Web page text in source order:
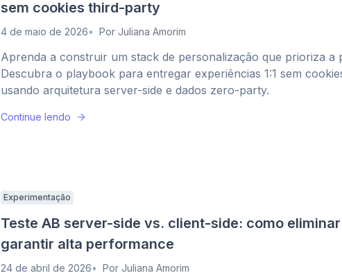
sem cookies third-party
4 de maio de 2026 Por Juliana Amorim
Aprenda a construir um stack de personalização que prioriza a
Descubra o playbook para entregar experiências 1:1 sem
usando arquitetura server-side e dados zero-party.
Continue lendo
Experimentação
Teste AB server-side vs. client-side: como
garantir alta performance
24 de abril de 2026 Por Juliana Amorim